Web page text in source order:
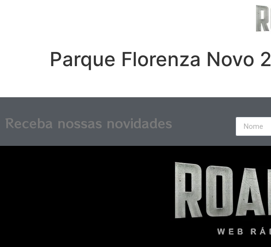
Parque Florenza Novo 2
Receba nossas novidades